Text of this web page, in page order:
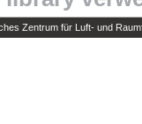
Zentrum für Luft- und